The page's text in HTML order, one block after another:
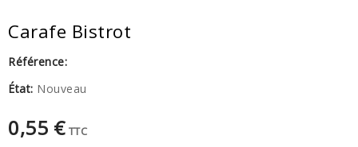
Carafe Bistrot
Référence:
État: Nouveau
0,55 € TTC